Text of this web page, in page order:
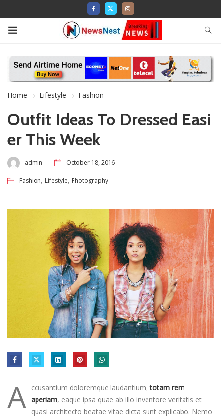
Home Lifestyle Fashion
Outfit Ideas To Dressed Easi
er This Week
admin October 18, 2016
Fashion, Lifestyle, Photography
A ccusantium doloremque laudantium,totam rem
aperiam, eaque ipsa quae ab illo inventore veritatis et
quasi architecto beatae vitae dicta sunt explicabo. Nemo